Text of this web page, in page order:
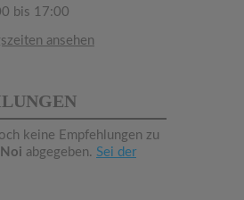
bis 17:00
ansehen
keine Empfehlungen zu
abgegeben. Sei der